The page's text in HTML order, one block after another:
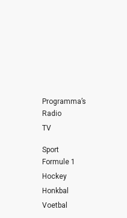
Programma’s
Radio
TV
Sport
Formule 1
Hockey
Honkbal
Voetbal